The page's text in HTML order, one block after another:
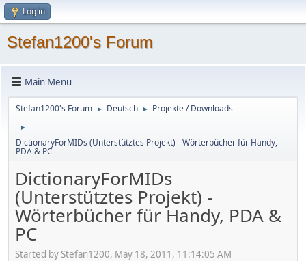
Log in
Stefan1200's Forum
Main Menu
Stefan1200's Forum ► Deutsch ► Projekte / Downloads
►
DictionaryForMIDs (Unterstütztes Projekt) - Wörterbücher für Handy,
PDA & PC
DictionaryForMIDs
(Unterstütztes Projekt) -
Wörterbücher für Handy, PDA &
PC
Started by Stefan1200, May 18, 2011, 11:14:05 AM